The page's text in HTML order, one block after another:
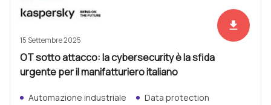
Scarica
file_download
15 Settembre 2025
OT sotto attacco: la cybersecurity è la sfida
urgente per il manifatturiero italiano
Automazione industriale
Data protection